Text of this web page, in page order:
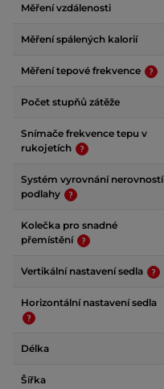
Měření vzdálenosti
Měření spálených kalorií
Měření tepové frekvence
Počet stupňů zátěže
Snímače frekvence tepu v
rukojetích
Systém vyrovnání nerovností
podlahy
Kolečka pro snadné
přemístění
Vertikální nastavení sedla
Horizontální nastavení sedla
Délka
Šířka